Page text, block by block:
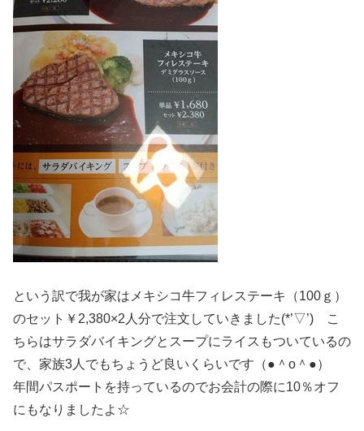
という訳で我が家はメキシコ牛フィレステーキ（100ｇ）
のセット￥2,380×2人分で注文していきました(*’▽’) こ
ちらはサラダバイキングとスープにライスもついているの
で、家族3人でもちょうど良いくらいです（●＾o＾●）
年間パスポートを持っているのでお会計の際に10％オフ
にもなりましたよ☆